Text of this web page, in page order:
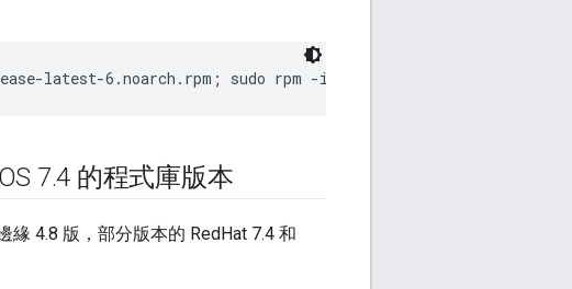
latest-6.noarch.rpm; sudo rpm -ivh epel-release-latest-
OS 7.4 的程式庫版本
緣 4.8 版，部分版本的 RedHat 7.4 和